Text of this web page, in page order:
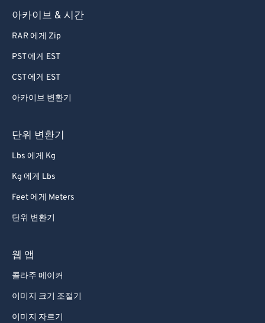
아카이브 & 시간
RAR 에게 Zip
PST 에게 EST
CST 에게 EST
아카이브 변환기
단위 변환기
Lbs 에게 Kg
Kg 에게 Lbs
Feet 에게 Meters
단위 변환기
웹 앱
콜라주 메이커
이미지 크기 조절기
이미지 자르기